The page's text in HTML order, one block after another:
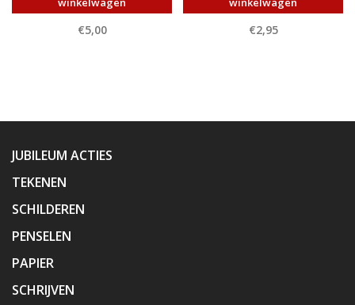
€5,00 €2,95
JUBILEUM ACTIES
TEKENEN
SCHILDEREN
PENSELEN
PAPIER
SCHRIJVEN